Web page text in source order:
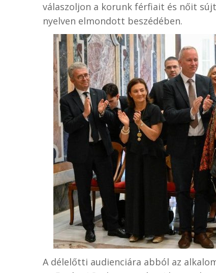
válaszoljon a korunk férfiait és nőit
nyelven elmondott beszédében.
A délelőtti audienciára abból az